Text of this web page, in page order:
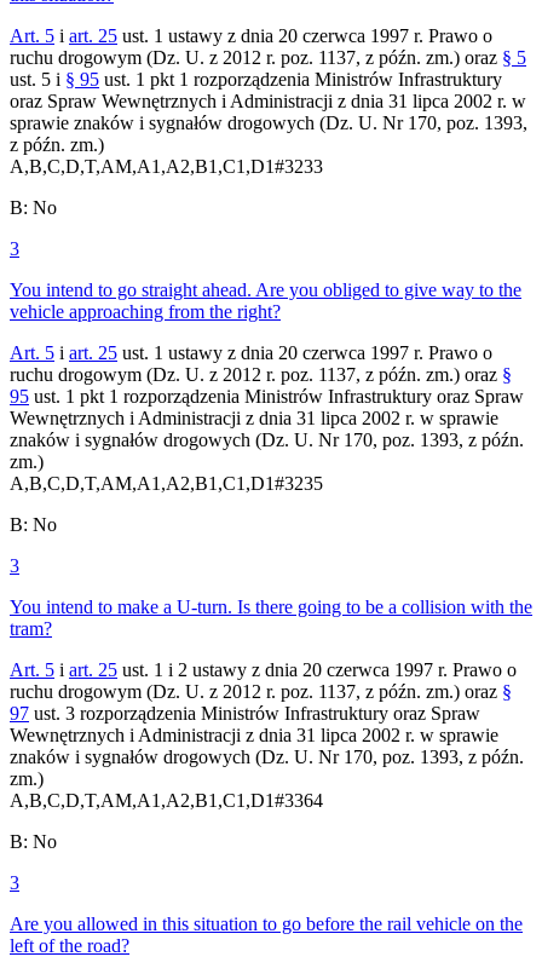
Art. 5 i art. 25 ust. 1 ustawy z dnia 20 czerwca 1997 r. Prawo o
ruchu drogowym (Dz. U. z 2012 r. poz. 1137, z późn. zm.) oraz § 5
ust. 5 i § 95 ust. 1 pkt 1 rozporządzenia Ministrów Infrastruktury
oraz Spraw Wewnętrznych i Administracji z dnia 31 lipca 2002 r. w
sprawie znaków i sygnałów drogowych (Dz. U. Nr 170, poz. 1393,
z późn. zm.)
A,B,C,D,T,AM,A1,A2,B1,C1,D1#3233
B: No
3
You intend to go straight ahead. Are you obliged to give way to the
vehicle approaching from the right?
Art. 5 i art. 25 ust. 1 ustawy z dnia 20 czerwca 1997 r. Prawo o
ruchu drogowym (Dz. U. z 2012 r. poz. 1137, z późn. zm.) oraz §
95 ust. 1 pkt 1 rozporządzenia Ministrów Infrastruktury oraz Spraw
Wewnętrznych i Administracji z dnia 31 lipca 2002 r. w sprawie
znaków i sygnałów drogowych (Dz. U. Nr 170, poz. 1393, z późn.
zm.)
A,B,C,D,T,AM,A1,A2,B1,C1,D1#3235
B: No
3
You intend to make a U-turn. Is there going to be a collision with the
tram?
Art. 5 i art. 25 ust. 1 i 2 ustawy z dnia 20 czerwca 1997 r. Prawo o
ruchu drogowym (Dz. U. z 2012 r. poz. 1137, z późn. zm.) oraz §
97 ust. 3 rozporządzenia Ministrów Infrastruktury oraz Spraw
Wewnętrznych i Administracji z dnia 31 lipca 2002 r. w sprawie
znaków i sygnałów drogowych (Dz. U. Nr 170, poz. 1393, z późn.
zm.)
A,B,C,D,T,AM,A1,A2,B1,C1,D1#3364
B: No
3
Are you allowed in this situation to go before the rail vehicle on the
left of the road?